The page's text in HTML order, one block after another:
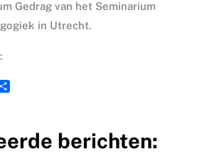
Gedrag van het Seminarium
in Utrecht.
D
n
berichten: